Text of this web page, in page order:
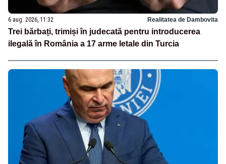
6 aug. 2026, 11:32 Realitatea de Dambovita
Trei bărbați, trimiși în judecată pentru introducerea
ilegală în România a 17 arme letale din Turcia